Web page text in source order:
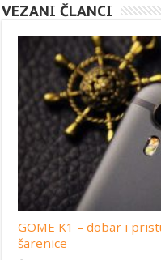
VEZANI ČLANCI
GOME K1 – dobar i
šarenice